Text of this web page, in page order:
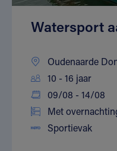
Watersport
Oudenaarde
10 - 16 jaar
09/08 - 14/08
Met
Sportievak